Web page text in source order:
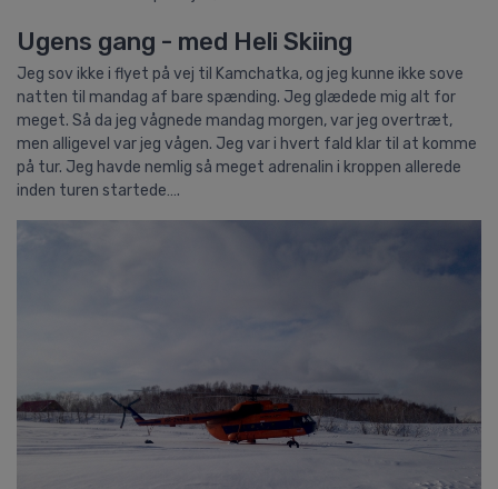
Ugens gang - med Heli Skiing
Jeg sov ikke i flyet på vej til Kamchatka, og jeg kunne ikke sove
natten til mandag af bare spænding. Jeg glædede mig alt for
meget. Så da jeg vågnede mandag morgen, var jeg overtræt,
men alligevel var jeg vågen. Jeg var i hvert fald klar til at komme
på tur. Jeg havde nemlig så meget adrenalin i kroppen allerede
inden turen startede….